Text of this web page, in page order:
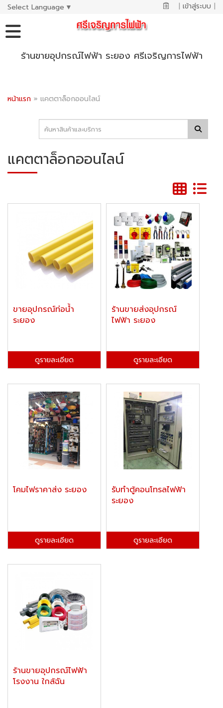
Select Language ▼ | เข้าสู่ระบบ |
ร้านขายอุปกรณ์ไฟฟ้า ระยอง ศรีเจริญการไฟฟ้า
หน้าแรก » แคตตาล็อกออนไลน์
แคตตาล็อกออนไลน์
ขายอุปกรณ์ท่อน้ำ
ระยอง
ดูรายละเอียด
ร้านขายส่งอุปกรณ์
ไฟฟ้า ระยอง
ดูรายละเอียด
โคมไฟราคาส่ง ระยอง
ดูรายละเอียด
รับทำตู้คอนโทรลไฟฟ้า
ระยอง
ดูรายละเอียด
ร้านขายอุปกรณ์ไฟฟ้า
โรงงาน ใกล้ฉัน